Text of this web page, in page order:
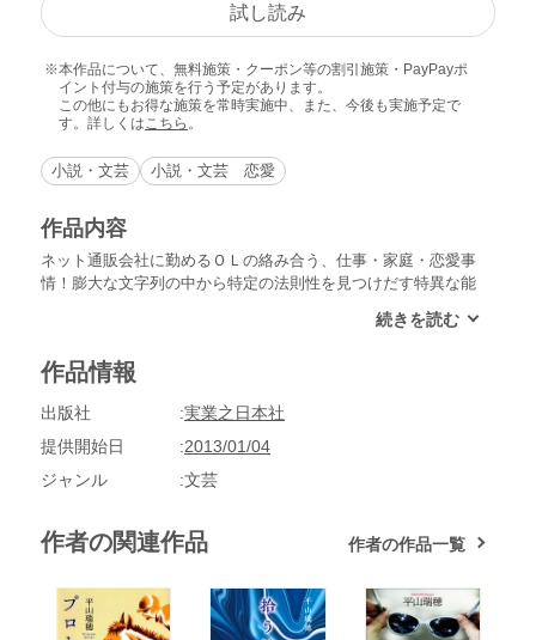
試し読み
本作品について、無料施策・クーポン等の割引施策・PayPayポ
イント付与の施策を行う予定があります。
この他にもお得な施策を常時実施中、また、今後も実施予定で
す。詳しくは こちら 。
小説・文芸 小説・文芸 恋愛
作品内容
ネット通販会社に勤めるＯＬの絡み合う、仕事・家庭・恋愛事
情！膨大な文字列の中から特定の法則性を見つけだす特異な能
と。社内の派閥争いや個人情報漏洩事件に巻き込まれ、仕事や
ピュータ間のデータ授受の約束事を示す用語「プロトコル」
仕事小説。
作品情報
出版社
実業之日本社
提供開始日
2013/01/04
ジャンル
文芸
作者の関連作品 作者の作品一覧